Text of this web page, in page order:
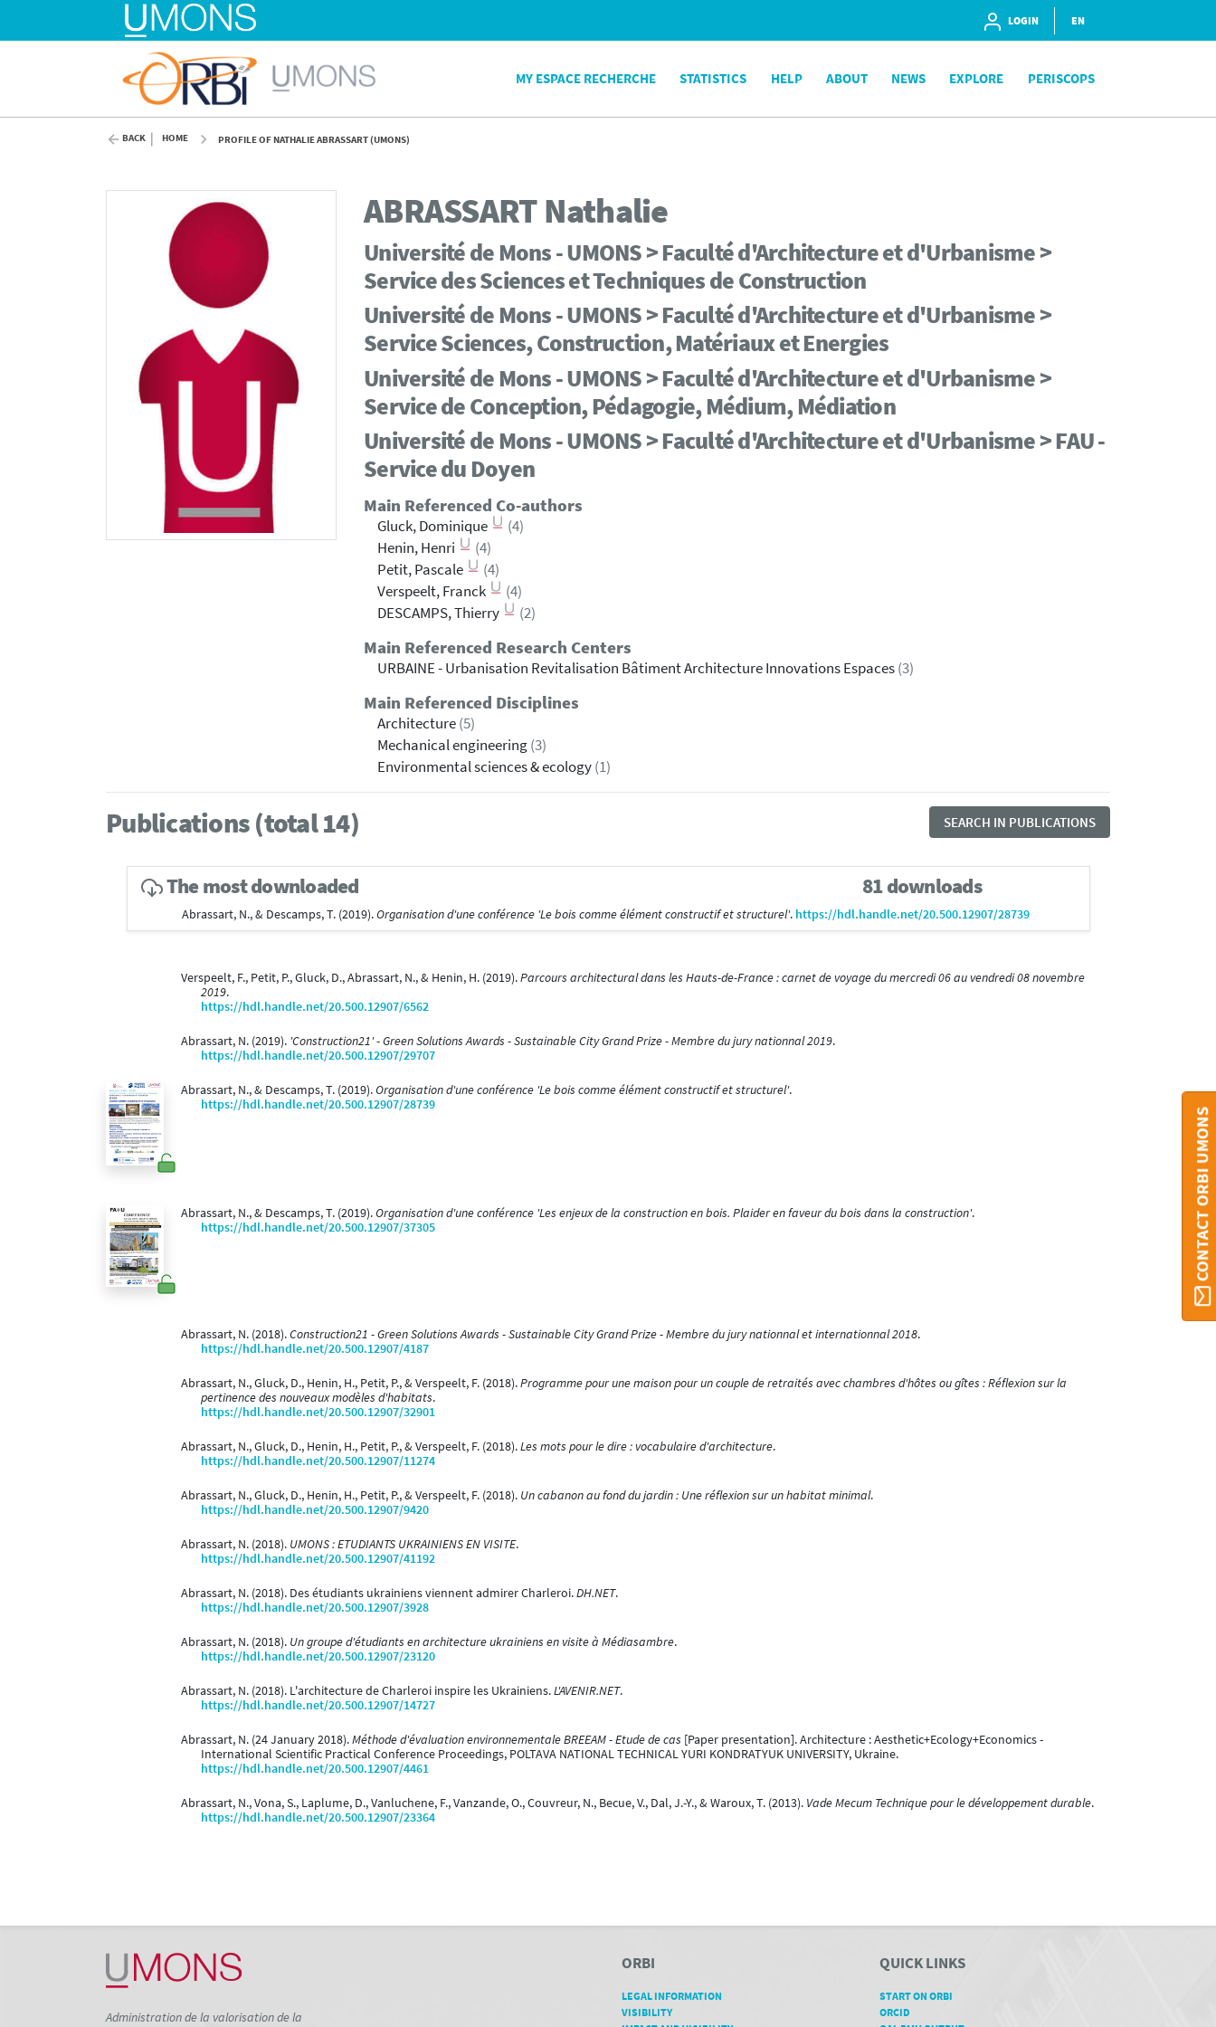
LOGIN EN
MY ESPACE RECHERCHE STATISTICS HELP ABOUT NEWS EXPLORE PERISCOPS
BACK HOME PROFILE OF NATHALIE ABRASSART (UMONS)
ABRASSARTNathalie
Université de Mons - UMONS > Faculté d'Architecture et d'Urbanisme >
Service des Sciences et Techniques de Construction
Université de Mons - UMONS > Faculté d'Architecture et d'Urbanisme >
Service Sciences, Construction, Matériaux et Energies
Université de Mons - UMONS > Faculté d'Architecture et d'Urbanisme >
Service de Conception, Pédagogie, Médium, Médiation
Université de Mons - UMONS > Faculté d'Architecture et d'Urbanisme > FAU -
Service du Doyen
Main Referenced Co-authors
Gluck, Dominique
(4)
Henin, Henri
(4)
Petit, Pascale
(4)
Verspeelt, Franck
(4)
DESCAMPS, Thierry
(2)
Main Referenced Research Centers
URBAINE - Urbanisation Revitalisation Bâtiment Architecture Innovations Espaces(3)
Main Referenced Disciplines
Architecture(5)
Mechanical engineering(3)
Environmental sciences & ecology(1)
Publications (total 14) SEARCH IN PUBLICATIONS
The most downloaded 81 downloads
Abrassart, N., & Descamps, T. (2019).Organisation d'une conférence 'Le bois comme élément constructif et structurel'. https://hdl.handle.net/20.500.12907/28739
Verspeelt, F., Petit, P., Gluck, D., Abrassart, N., & Henin, H. (2019).Parcours architectural dans les Hauts-de-France : carnet de voyage du mercredi 06 au vendredi 08 novembre
2019.
https://hdl.handle.net/20.500.12907/6562
Abrassart, N. (2019). 'Construction21' - Green Solutions Awards - Sustainable City Grand Prize - Membre du jury nationnal 2019.
https://hdl.handle.net/20.500.12907/29707
Abrassart, N., & Descamps, T. (2019).Organisation d'une conférence 'Le bois comme élément constructif et structurel'.
https://hdl.handle.net/20.500.12907/28739
Abrassart, N., & Descamps, T. (2019).Organisation d'une conférence 'Les enjeux de la construction en bois. Plaider en faveur du bois dans la construction'.
https://hdl.handle.net/20.500.12907/37305
Abrassart, N. (2018).Construction21 - Green Solutions Awards - Sustainable City Grand Prize - Membre du jury nationnal et internationnal 2018.
https://hdl.handle.net/20.500.12907/4187
Abrassart, N., Gluck, D., Henin, H., Petit, P., & Verspeelt, F. (2018).Programme pour une maison pour un couple de retraités avec chambres d'hôtes ou gîtes : Réflexion sur la
pertinence des nouveaux modèles d'habitats.
https://hdl.handle.net/20.500.12907/32901
Abrassart, N., Gluck, D., Henin, H., Petit, P., & Verspeelt, F. (2018).Les mots pour le dire : vocabulaire d'architecture.
https://hdl.handle.net/20.500.12907/11274
Abrassart, N., Gluck, D., Henin, H., Petit, P., & Verspeelt, F. (2018). Un cabanon au fond du jardin : Une réflexion sur un habitat minimal.
https://hdl.handle.net/20.500.12907/9420
Abrassart, N. (2018). UMONS : ETUDIANTS UKRAINIENS EN VISITE.
https://hdl.handle.net/20.500.12907/41192
Abrassart, N. (2018). Des étudiants ukrainiens viennent admirer Charleroi.DH.NET.
https://hdl.handle.net/20.500.12907/3928
Abrassart, N. (2018). Un groupe d'étudiants en architecture ukrainiens en visite à Médiasambre.
https://hdl.handle.net/20.500.12907/23120
Abrassart, N. (2018). L'architecture de Charleroi inspire les Ukrainiens.L'AVENIR.NET.
https://hdl.handle.net/20.500.12907/14727
Abrassart, N. (24 January 2018).Méthode d'évaluation environnementale BREEAM - Etude de cas [Paper presentation]. Architecture : Aesthetic+Ecology+Economics -
International Scientific Practical Conference Proceedings, POLTAVA NATIONAL TECHNICAL YURI KONDRATYUK UNIVERSITY, Ukraine.
https://hdl.handle.net/20.500.12907/4461
Abrassart, N., Vona, S., Laplume, D., Vanluchene, F., Vanzande, O., Couvreur, N., Becue, V., Dal, J.-Y., & Waroux, T. (2013). Vade Mecum Technique pour le développement durable.
https://hdl.handle.net/20.500.12907/23364
CONTACT ORBI UMONS
Administration de la valorisation de la
ORBI
LEGAL INFORMATION
VISIBILITY
QUICK LINKS
START ON ORBI
ORCID